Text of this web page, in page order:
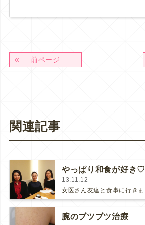
前ページ
関連記事
やっぱり和食が好き♡
13.11.12
腕のブツブツ治療